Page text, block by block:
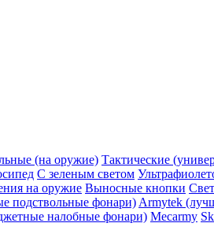
(на оружие) Тактические
С зеленым светом
на оружие Выносные кнопки
подствольные фонари) Armytek
налобные фонари) Mecarmy